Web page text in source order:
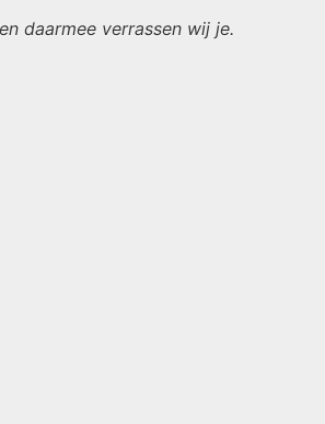
daarmee verrassen wij je.